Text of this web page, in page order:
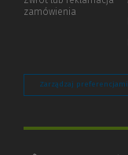
zamówienia
Zarządzaj